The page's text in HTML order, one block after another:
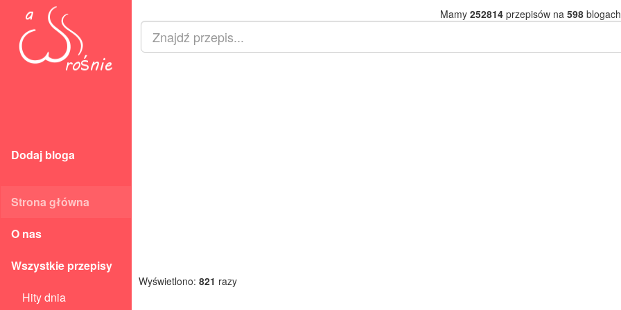
Dodaj bloga
Strona główna
O nas
Wszystkie przepisy
Hity dnia
Mamy 252814przepisów na 598
Wyświetlono: 821 razy